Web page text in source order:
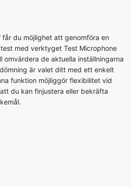
får du möjlighet att genomföra en
med verktyget Test Microphone
omvärdera de aktuella inställningarna
är valet ditt med ett enkelt
funktion möjliggör flexibilitet vid
du kan finjustera eller bekräfta